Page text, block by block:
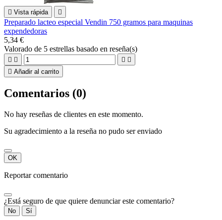
 Vista rápida 
Preparado lacteo especial Vendin 750 gramos para maquinas
expendedoras
5,34 €
Valorado de 5 estrellas basado en reseña(s)
   
 Añadir al carrito
Comentarios (0)
No hay reseñas de clientes en este momento.
Su agradecimiento a la reseña no pudo ser enviado
OK
Reportar comentario
¿Está seguro de que quiere denunciar este comentario?
No Sí